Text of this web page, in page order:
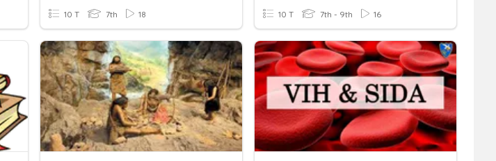
10 T 7th 18 10 T 7th - 9th 16